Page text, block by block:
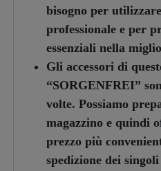
bisogno per
professionale e per
essenziali nella
Gli accessori di
“SORGENFREI”
volte. Possiamo
magazzino e quindi
prezzo più
spedizione dei